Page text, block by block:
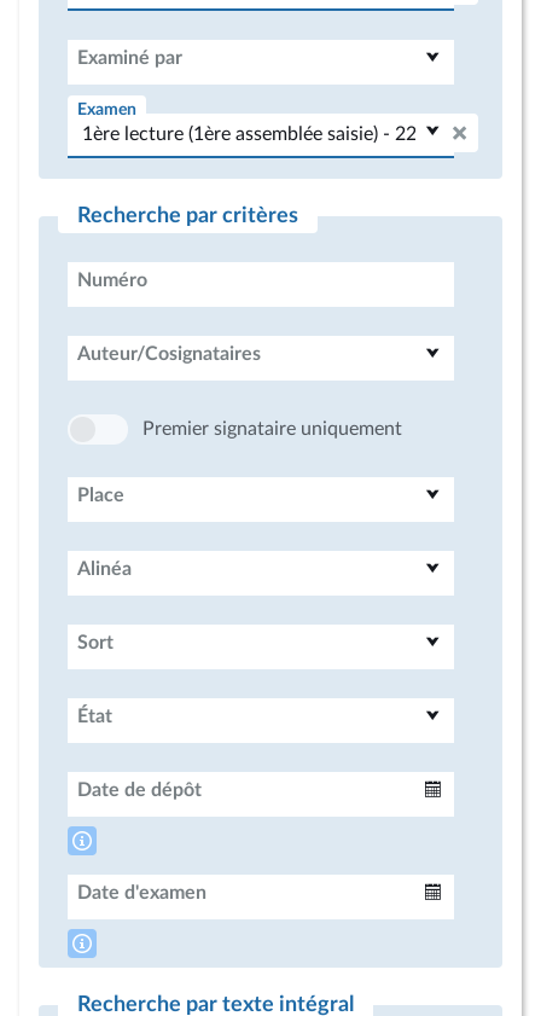
Examiné par
Examen
Recherche par critères
Numéro
Auteur/Cosignataires
Premier signataire uniquement
Place
Alinéa
Sort
État
Date de dépôt
Date d'examen
Recherche par texte intégral